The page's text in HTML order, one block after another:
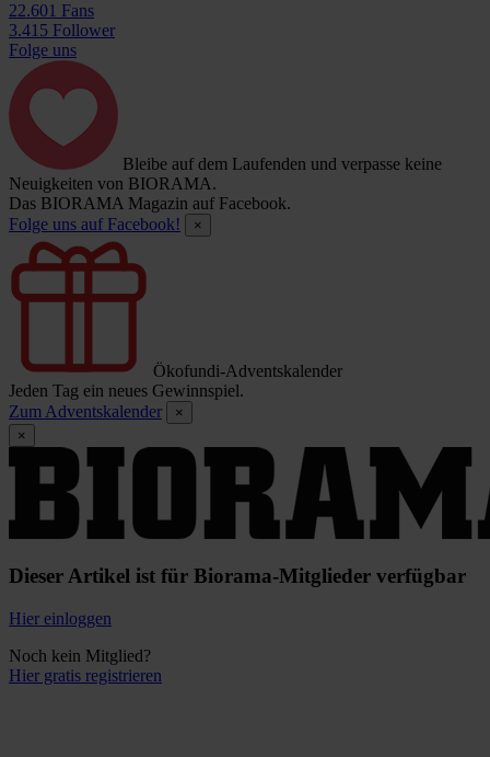
22.601 Fans
3.415 Follower
Folge uns
Bleibe auf dem Laufenden und verpasse keine
Neuigkeiten von BIORAMA.
Das BIORAMA Magazin auf Facebook.
Folge uns auf Facebook!
×
Ökofundi-Adventskalender
Jeden Tag ein neues Gewinnspiel.
Zum Adventskalender
×
×
Dieser Artikel ist für Biorama-Mitglieder verfügbar
Hier einloggen
Noch kein Mitglied?
Hier gratis registrieren